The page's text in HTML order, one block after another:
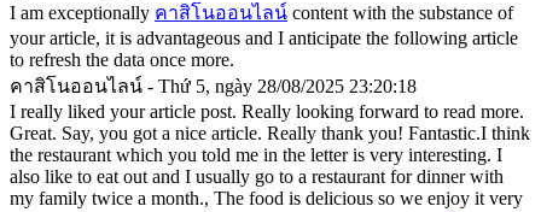
I am exceptionally คาสิโนออนไลน์ content with the substance of
your article, it is advantageous and I anticipate the following article
to refresh the data once more.
คาสิโนออนไลน์ - Thứ 5, ngày 28/08/2025 23:20:18
I really liked your article post. Really looking forward to read more.
Great. Say, you got a nice article. Really thank you! Fantastic.I think
the restaurant which you told me in the letter is very interesting. I
also like to eat out and I usually go to a restaurant for dinner with
my family twice a month., The food is delicious so we enjoy it very